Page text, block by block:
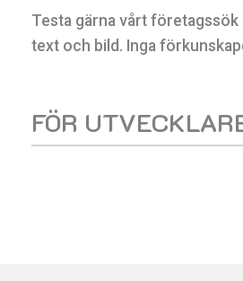
Testa gärna vårt företagssök
text och bild. Inga
FÖR